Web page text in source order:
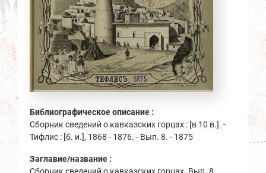
Библиографическое описание :
Сборник сведений о кавказских горцах : [в 10 в.]. -
Тифлис : [б. и.], 1868 - 1876. - Вып. 8. - 1875
Заглавие/название :